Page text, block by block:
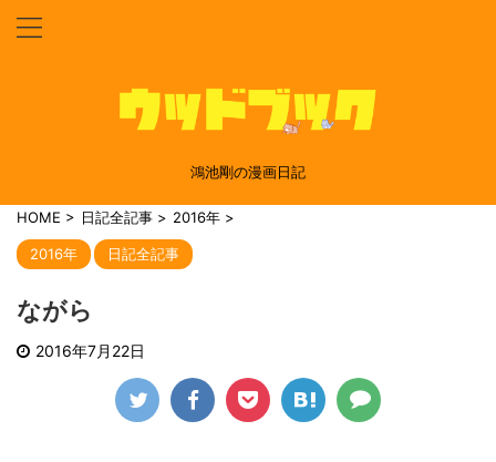
鴻池剛の漫画日記
HOME > 日記全記事 > 2016年 >
2016年 日記全記事
ながら
2016年7月22日